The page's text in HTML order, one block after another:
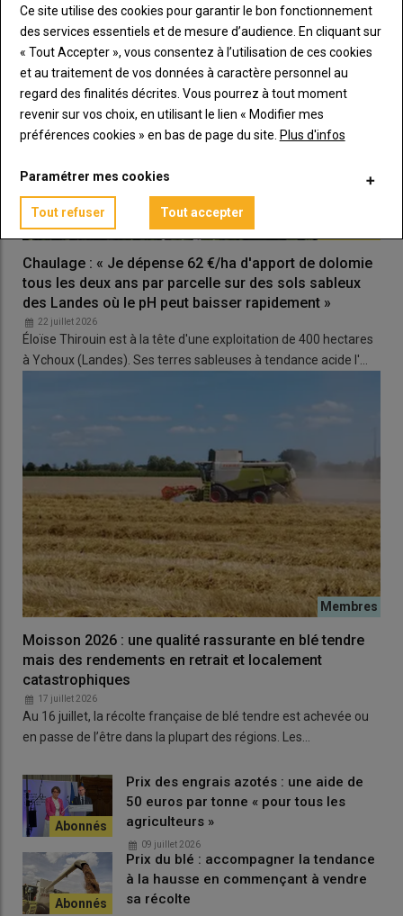
Chaulage : « Je dépense 62 €/ha d'apport de dolomie
tous les deux ans par parcelle sur des sols sableux
des Landes où le pH peut baisser rapidement »
22 juillet 2026
Éloïse Thirouin est à la tête d'une exploitation de 400 hectares
à Ychoux (Landes). Ses terres sableuses à tendance acide l'…
Moisson 2026 : une qualité rassurante en blé tendre
mais des rendements en retrait et localement
catastrophiques
17 juillet 2026
Au 16 juillet, la récolte française de blé tendre est achevée ou
en passe de l’être dans la plupart des régions. Les…
Prix des engrais azotés : une aide de
50 euros par tonne « pour tous les
agriculteurs »
09 juillet 2026
Prix du blé : accompagner la tendance
à la hausse en commençant à vendre
sa récolte
Ce site utilise des cookies pour garantir le bon fonctionnement
des services essentiels et de mesure d’audience. En cliquant sur
« Tout Accepter », vous consentez à l’utilisation de ces cookies
et au traitement de vos données à caractère personnel au
regard des finalités décrites. Vous pourrez à tout moment
revenir sur vos choix, en utilisant le lien « Modifier mes
préférences cookies » en bas de page du site. Plus d'infos
Paramétrer mes cookies
Tout refuser Tout accepter